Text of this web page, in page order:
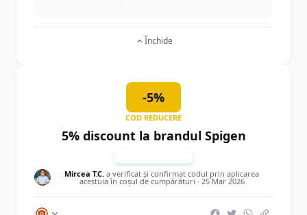
Închide
-5%
COD REDUCERE
5% discount la brandul Spigen
Mircea T.C. a verificat și confirmat codul prin aplicarea
acestuia în coșul de cumpărături · 25 Mar 2026